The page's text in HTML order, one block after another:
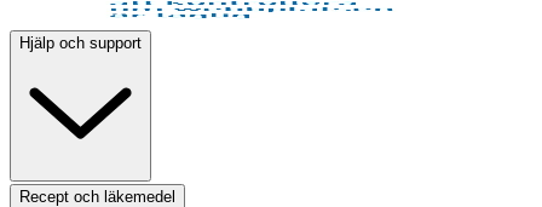
Hjälp och support
Recept och läkemedel